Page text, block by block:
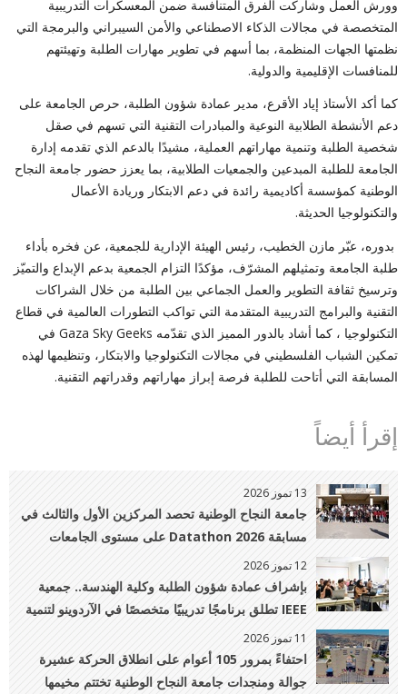
وورش العمل وشاركت الفرق المتنافسة ضمن المعسكرات التدريبية
المتخصصة في مجالات الذكاء الاصطناعي والأمن السيبراني والبرمجة التي
نظمتها الجهات المنظمة، بما أسهم في تطوير مهارات الطلبة وتهيئتهم
للمنافسات الإقليمية والدولية.
كما أكد الأستاذ إياد الأقرع، مدير عمادة شؤون الطلبة، حرص الجامعة على
دعم الأنشطة الطلابية النوعية والمبادرات التقنية التي تسهم في صقل
شخصية الطلبة وتنمية مهاراتهم العملية، مشيدًا بالدعم الذي تقدمه إدارة
الجامعة للطلبة المبدعين والجمعيات الطلابية، بما يعزز حضور جامعة النجاح
الوطنية كمؤسسة أكاديمية رائدة في دعم الابتكار وريادة الأعمال
والتكنولوجيا الحديثة.
بدوره، عبّر مازن الخطيب، رئيس الهيئة الإدارية للجمعية، عن فخره بأداء
طلبة الجامعة وتمثيلهم المشرّف، مؤكدًا التزام الجمعية بدعم الإبداع والتميّز
وترسيخ ثقافة التطوير والعمل الجماعي بين الطلبة من خلال الشراكات
التقنية والبرامج التدريبية المتقدمة التي تواكب التطورات العالمية في قطاع
التكنولوجيا ، كما أشاد بالدور المميز الذي تقدّمه Gaza Sky Geeks في
تمكين الشباب الفلسطيني في مجالات التكنولوجيا والابتكار، وتنظيمها لهذه
المسابقة التي أتاحت للطلبة فرصة إبراز مهاراتهم وقدراتهم التقنية.
إقرأ أيضاً
13 تموز 2026
جامعة النجاح الوطنية تحصد المركزين الأول والثالث في
مسابقة Datathon 2026 على مستوى الجامعات
الفلسطينية
12 تموز 2026
بإشراف عمادة شؤون الطلبة وكلية الهندسة.. جمعية
IEEE تطلق برنامجًا تدريبيًا متخصصًا في الآردوينو لتنمية
مهارات الطلبة العملية
11 تموز 2026
احتفاءً بمرور 105 أعوام على انطلاق الحركة عشيرة
جوالة ومنجدات جامعة النجاح الوطنية تختتم مخيمها